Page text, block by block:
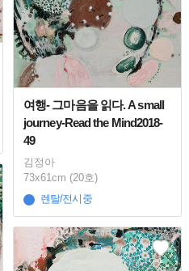
여행- 그마음을 읽다. A small
journey-Read the Mind2018-
49
김정아
73x61cm (20호)
렌탈/전시중